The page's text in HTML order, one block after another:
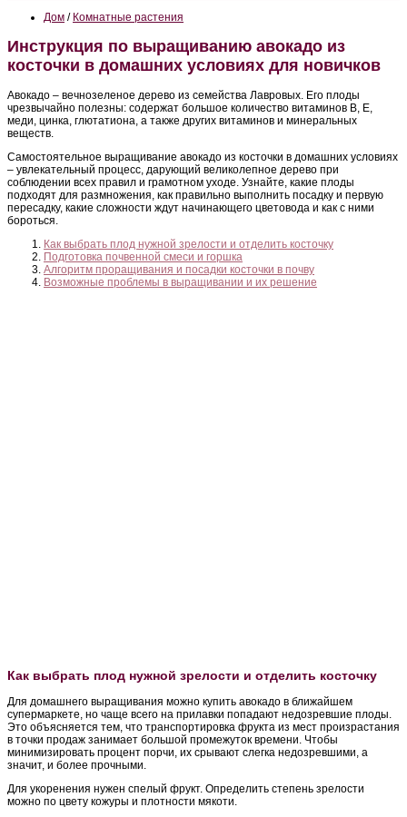
Дом / Комнатные растения
Инструкция по выращиванию авокадо из
косточки в домашних условиях для новичков
Авокадо – вечнозеленое дерево из семейства Лавровых. Его плоды
чрезвычайно полезны: содержат большое количество витаминов B, E,
меди, цинка, глютатиона, а также других витаминов и минеральных
веществ.
Самостоятельное выращивание авокадо из косточки в домашних условиях
– увлекательный процесс, дарующий великолепное дерево при
соблюдении всех правил и грамотном уходе. Узнайте, какие плоды
подходят для размножения, как правильно выполнить посадку и первую
пересадку, какие сложности ждут начинающего цветовода и как с ними
бороться.
Как выбрать плод нужной зрелости и отделить косточку
Подготовка почвенной смеси и горшка
Алгоритм проращивания и посадки косточки в почву
Возможные проблемы в выращивании и их решение
Как выбрать плод нужной зрелости и отделить косточку
Для домашнего выращивания можно купить авокадо в ближайшем
супермаркете, но чаще всего на прилавки попадают недозревшие плоды.
Это объясняется тем, что транспортировка фрукта из мест произрастания
в точки продаж занимает большой промежуток времени. Чтобы
минимизировать процент порчи, их срывают слегка недозревшими, а
значит, и более прочными.
Для укоренения нужен спелый фрукт. Определить степень зрелости
можно по цвету кожуры и плотности мякоти.